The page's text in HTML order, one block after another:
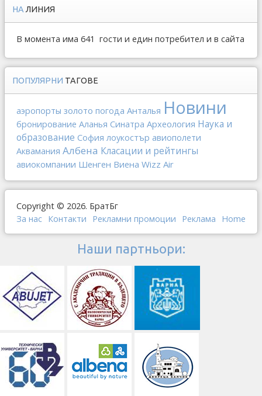
НА ЛИНИЯ
В момента има 641 гости и един потребител и в сайта
ПОПУЛЯРНИ ТАГОВЕ
аэропорты золото погода Анталья Новини
бронирование Аланья Синатра Археология Наука и
образование София лоукостър авиополети
Аквамания Албена Класации и рейтингы
авиокомпании Шенген Виена Wizz Air
Copyright © 2026. БратБг
За нас Контакти Рекламни промоции Реклама Home
Наши партньори: